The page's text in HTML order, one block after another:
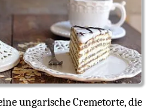
ungarische Cremetorte, die